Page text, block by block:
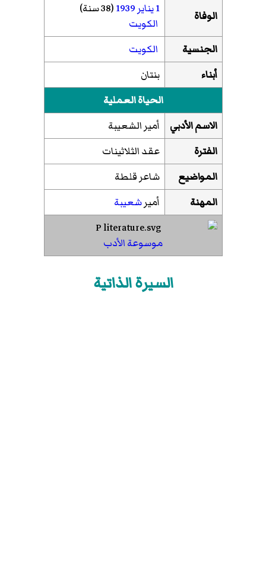
الوفاة 1 يناير 1939(38 سنة)
الكويت
الجنسية
الكويت
أبناء
بنتان
الحياة العملية
الاسم الأدبي
أمير الشعيبة
الفترة
عقد الثلاثينات
المواضيع
شاعر قلطة
المهنة
أميرشعيبة
موسوعة الأدب
السيرة الذاتية